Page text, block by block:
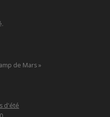
de Mars »
d'été